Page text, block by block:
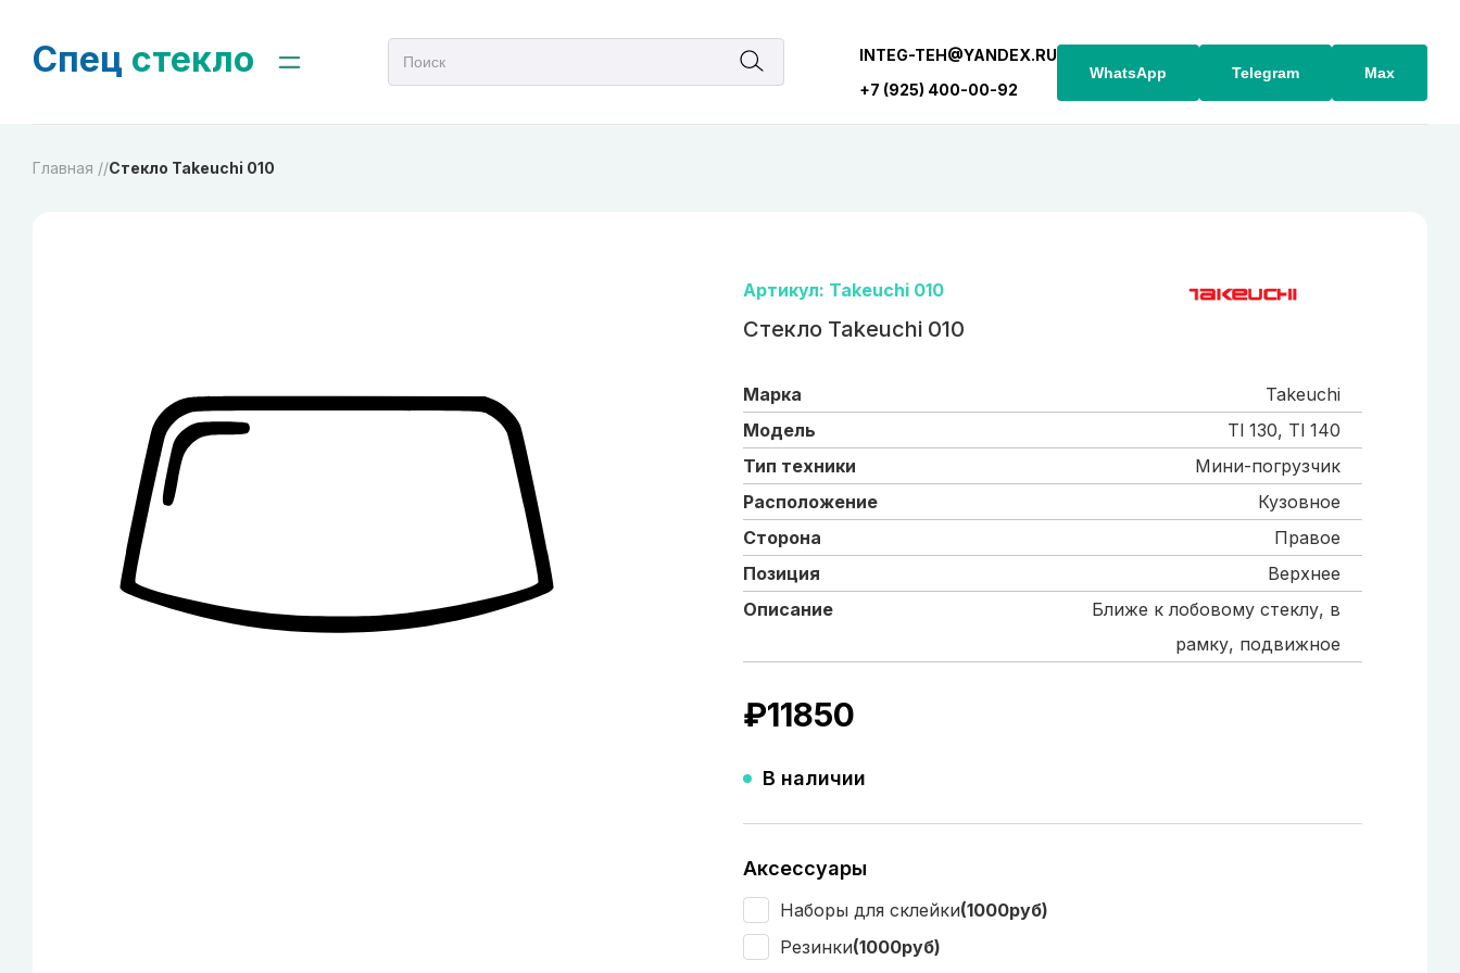
Спец стекло
INTEG-TEH@YANDEX.RU
+7 (925) 400-00-92
WhatsApp Telegram Max
Главная //Стекло Takeuchi 010
Артикул: Takeuchi 010
Стекло Takeuchi 010
Марка
Takeuchi
Модель
Tl 130, Tl 140
Тип техники
Мини-погрузчик
Расположение
Кузовное
Сторона
Правое
Позиция
Верхнее
Описание
Ближе к лобовому стеклу, в
рамку, подвижное
₽11850
В наличии
Аксессуары
Наборы для склейки(1000руб)
Резинки(1000руб)